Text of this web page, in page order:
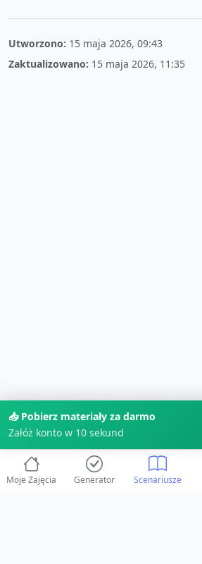
Utworzono: 15 maja 2026, 09:43
Zaktualizowano: 15 maja 2026, 11:35
📥 Pobierz materiały za darmo
Załóż konto w 10 sekund
Moje Zajęcia Generator Scenariusze